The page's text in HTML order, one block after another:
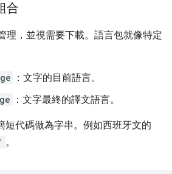
合
理，並視需要下載。語言包就像特定
：文字的目前語言。
：文字最終的譯文語言。
短代碼做為字串。例如西班牙文的
。